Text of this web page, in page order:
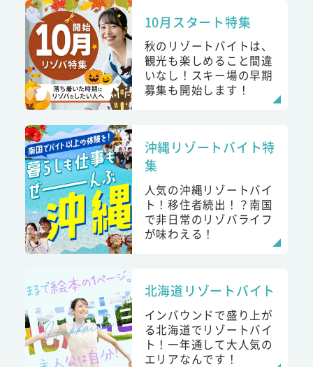
10月スタート特集
秋のリゾートバイトは、
観光も楽しめること間違
いなし！スキー場の早期
募集も開始します！
沖縄リゾートバイト特
集
人気の沖縄リゾートバイ
ト！移住者続出！？南国
で非日常のリゾバライフ
が味わえる！
北海道リゾートバイト
インバウンドで盛り上が
る北海道でリゾートバイ
ト！一年通して大人気の
エリアなんです！